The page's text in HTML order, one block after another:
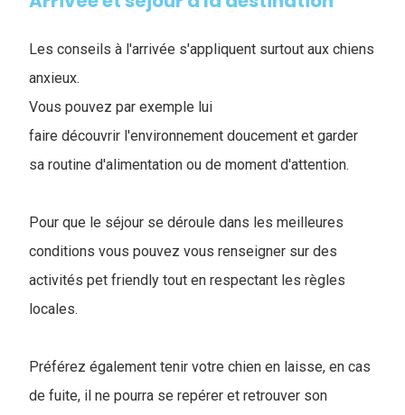
Les conseils à l'arrivée s'appliquent surtout aux chiens
anxieux.
Vous pouvez par exemple lui
faire découvrir l'environnement doucement et garder
sa routine d'alimentation ou de moment d'attention.
Pour que le séjour se déroule dans les meilleures
conditions vous pouvez vous renseigner sur des
activités pet friendly tout en respectant les règles
locales.
Préférez également tenir votre chien en laisse, en cas
de fuite, il ne pourra se repérer et retrouver son